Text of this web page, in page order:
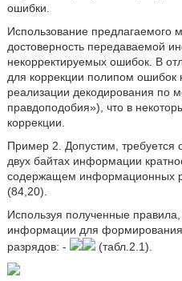
ошибки.
Использование предлагаемого
достоверность передаваемой
некорректируемых ошибок. В
для коррекции полипом
реализации декодирования по
правдоподобия»), что в
коррекции.
Пример 2. Допустим, требуется
двух байтах информации
содержащем информационных
(84,20).
Используя полученные
информации для формирования
разрядов: -
(табл.2.1).